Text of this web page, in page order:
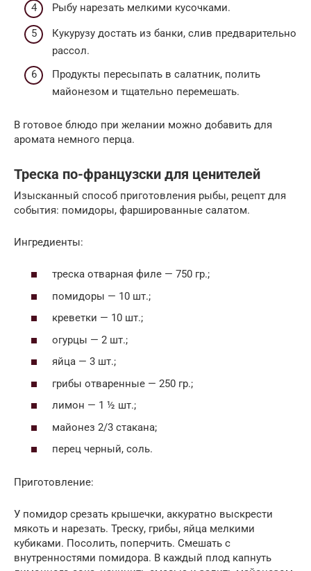
Рыбу нарезать мелкими кусочками.
Кукурузу достать из банки, слив предварительно
рассол.
Продукты пересыпать в салатник, полить
майонезом и тщательно перемешать.
В готовое блюдо при желании можно добавить для
аромата немного перца.
Треска по-французски для ценителей
Изысканный способ приготовления рыбы, рецепт для
события: помидоры, фаршированные салатом.
Ингредиенты:
треска отварная филе — 750 гр.;
помидоры — 10 шт.;
креветки — 10 шт.;
огурцы — 2 шт.;
яйца — 3 шт.;
грибы отваренные — 250 гр.;
лимон — 1 ½ шт.;
майонез 2/3 стакана;
перец черный, соль.
Приготовление:
У помидор срезать крышечки, аккуратно выскрести
мякоть и нарезать. Треску, грибы, яйца мелкими
кубиками. Посолить, поперчить. Смешать с
внутренностями помидора. В каждый плод капнуть